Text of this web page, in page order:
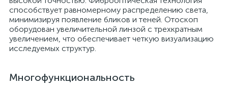
способствует равномерному распределению света,
минимизируя появление бликов и теней. Отоскоп
оборудован увеличительной линзой с трехкратным
увеличением, что обеспечивает четкую визуализацию
исследуемых структур.
Многофункциональность